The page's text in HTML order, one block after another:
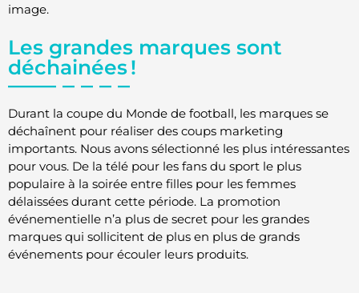
image.
Les grandes marques sont
déchainées !
Durant la coupe du Monde de football, les marques se
déchaînent pour réaliser des coups marketing
importants. Nous avons sélectionné les plus intéressantes
pour vous. De la télé pour les fans du sport le plus
populaire à la soirée entre filles pour les femmes
délaissées durant cette période. La promotion
événementielle n’a plus de secret pour les grandes
marques qui sollicitent de plus en plus de grands
événements pour écouler leurs produits.